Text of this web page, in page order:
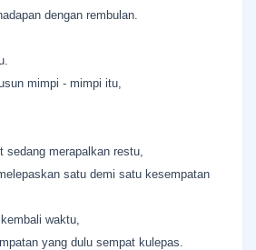
dengan rembulan.
mimpi - mimpi itu,
sedang merapalkan restu,
satu demi satu kesempatan
waktu,
yang dulu sempat kulepas.